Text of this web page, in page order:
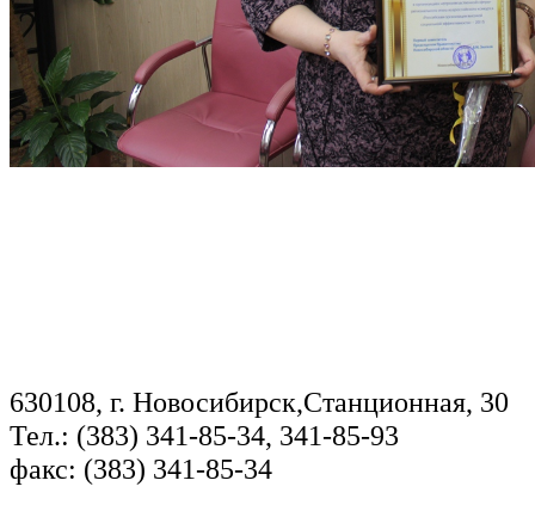
630108, г. Новосибирск,Станционная, 30
Тел.: (383) 341-85-34, 341-85-93
факс: (383) 341-85-34